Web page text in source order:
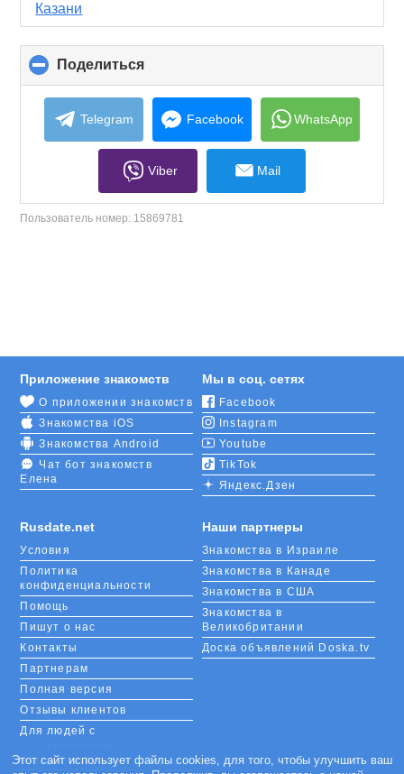
Казани
Поделиться
to
collapse
contents
Telegram Facebook WhatsApp
Viber Mail
Пользователь номер: 15869781
Rusdate.net
Условия
Политика
конфиденциальности
Помощь
Пишут о нас
Контакты
Партнерам
Полная версия
Отзывы клиентов
Для людей с
возможностями
Приложение знакомств
О приложении знакомств
Знакомства iOS
Знакомства Android
Чат бот знакомств
Елена
Мы в соц. сетях
Facebook
Instagram
Youtube
TikTok
Яндекс.Дзен
Наши партнеры
Знакомства в Израиле
Знакомства в Канаде
Знакомства в США
Знакомства в
Великобритании
Доска объявлений Doska.tv
Этот сайт использует файлы cookies, для того, чтобы улучшить ваш